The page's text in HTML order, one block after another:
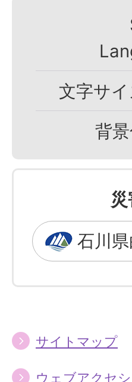
文字サ
背
石川
サイトマップ
ウェブアクセ